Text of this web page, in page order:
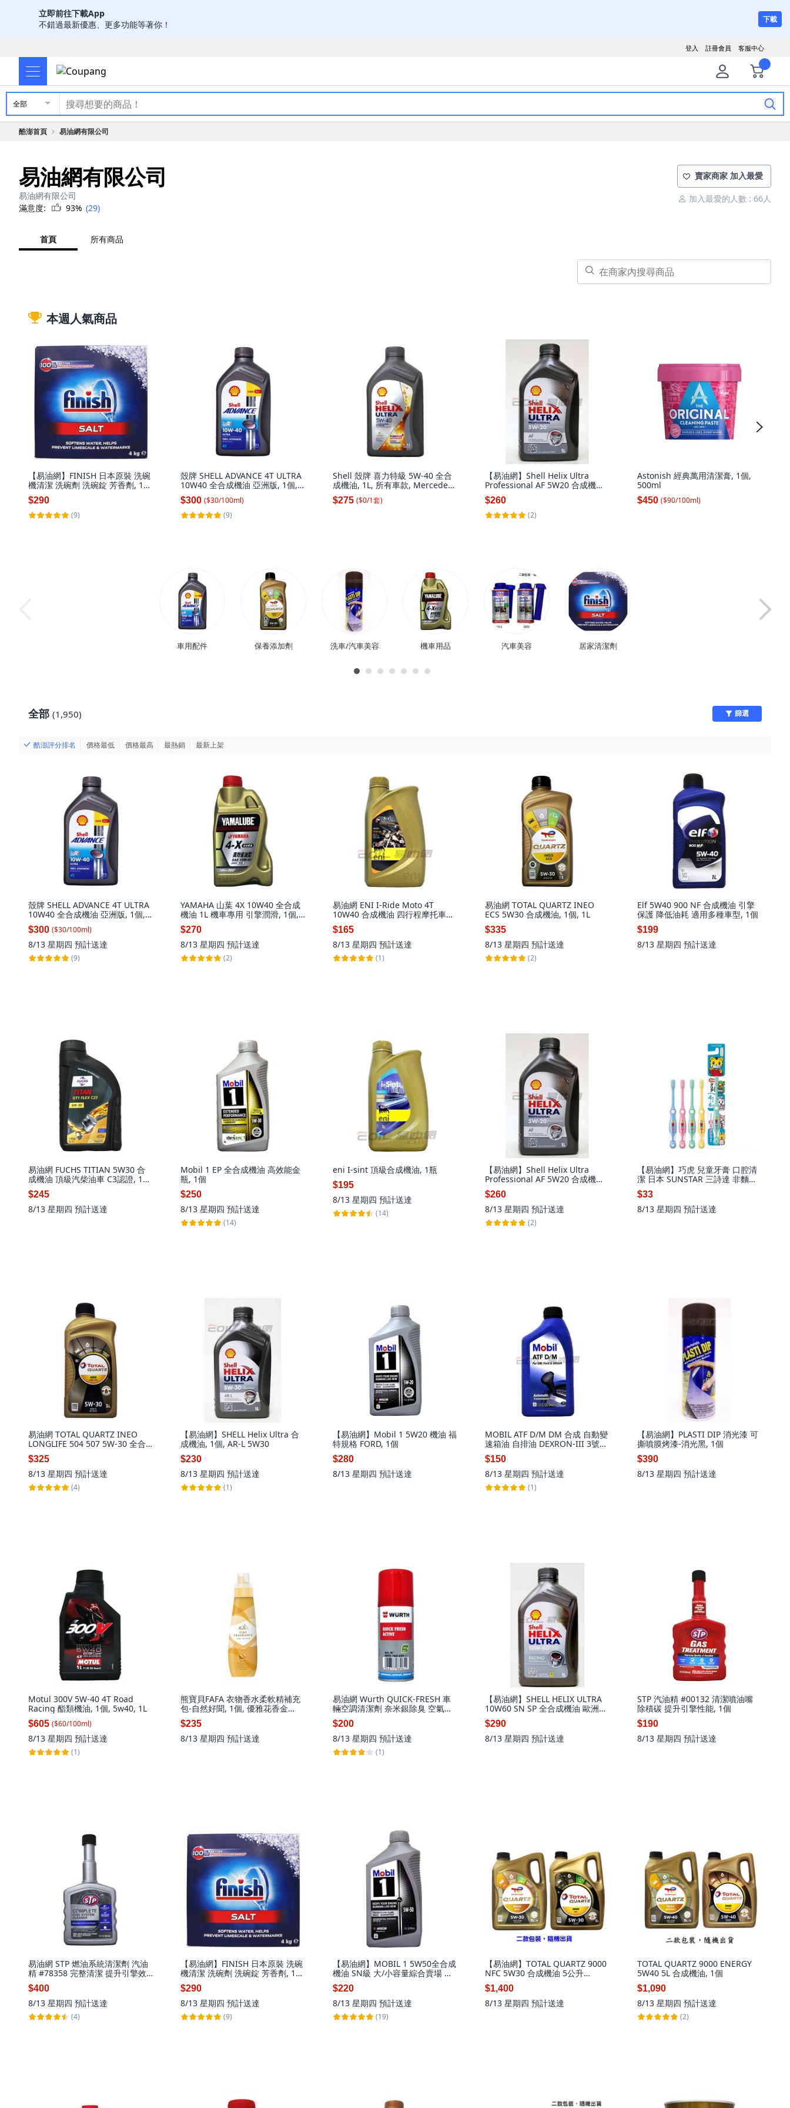
立即前往下載App
不錯過最新優惠、更多功能等著你！
下載
客服中心
註冊會員
登入
全部
酷澎首頁 易油網有限公司
易油網有限公司
易油網有限公司
滿意度:
93% (29)
賣家商家 加入最愛
加入最愛的人數 : 66人
首頁 所有商品
本週人氣商品
【易油網】FINISH 日本原裝 洗碗
機清潔 洗碗劑 洗碗錠 芳香劑, 1
個, 軟化鹽 4KG#87397
$290
(9)
殼牌 SHELL ADVANCE 4T ULTRA
10W40 全合成機油 亞洲版, 1個,
1L
$300 ($30/100ml)
(9)
Shell 殼牌 喜力特級 5W-40 全合
成機油, 1L, 所有車款, Mercedes-
Benz, Volkswagen
$275 ($0/1套)
【易油網】Shell Helix Ultra
Professional AF 5W20 合成機油,
1個, Shell Helix Ultra
Professional AF 5W20
$260
(2)
Astonish 經典萬用清潔膏, 1個,
500ml
$450 ($90/100ml)
車用配件 保養添加劑 洗車/汽車美容 機車用品 汽車美容 居家清潔劑
全部 (1,950) 篩選
酷澎評分排名 價格最低 價格最高 最熱銷 最新上架
殼牌 SHELL ADVANCE 4T ULTRA
10W40 全合成機油 亞洲版, 1個,
1L
$300 ($30/100ml)
8/13 星期四 預計送達
(9)
YAMAHA 山葉 4X 10W40 全合成
機油 1L 機車專用 引擎潤滑, 1個,
單瓶
$270
8/13 星期四 預計送達
(2)
易油網 ENI I-Ride Moto 4T
10W40 合成機油 四行程摩托車專
用 提升引擎保護力 延長使用壽命,
1個
$165
8/13 星期四 預計送達
(1)
易油網 TOTAL QUARTZ INEO
ECS 5W30 合成機油, 1個, 1L
$335
8/13 星期四 預計送達
(2)
Elf 5W40 900 NF 合成機油 引擎
保護 降低油耗 適用多種車型, 1個
$199
8/13 星期四 預計送達
易油網 FUCHS TITIAN 5W30 合
成機油 頂級汽柴油車 C3認證, 1
個, FLEX C23
$245
8/13 星期四 預計送達
Mobil 1 EP 全合成機油 高效能金
瓶, 1個
$250
8/13 星期四 預計送達
(14)
eni I-sint 頂級合成機油, 1瓶
$195
8/13 星期四 預計送達
(14)
【易油網】Shell Helix Ultra
Professional AF 5W20 合成機油,
1個, Shell Helix Ultra
Professional AF 5W20
$260
8/13 星期四 預計送達
(2)
【易油網】巧虎 兒童牙膏 口腔清
潔 日本 SUNSTAR 三詩達 非麵包
超人, 1個, 牙刷-4~6歲(顏色隨機)
#14828
$33
8/13 星期四 預計送達
易油網 TOTAL QUARTZ INEO
LONGLIFE 504 507 5W-30 全合
成機油 低溫啟動 抗磨損, 1個
$325
8/13 星期四 預計送達
(4)
【易油網】SHELL Helix Ultra 合
成機油, 1個, AR-L 5W30
$230
8/13 星期四 預計送達
(1)
【易油網】Mobil 1 5W20 機油 福
特規格 FORD, 1個
$280
8/13 星期四 預計送達
MOBIL ATF D/M DM 合成 自動變
速箱油 自排油 DEXRON-III 3號
新包裝, 1個
$150
8/13 星期四 預計送達
(1)
【易油網】PLASTI DIP 消光漆 可
撕噴膜烤漆-消光黑, 1個
$390
8/13 星期四 預計送達
Motul 300V 5W-40 4T Road
Racing 酯類機油, 1個, 5w40, 1L
$605 ($60/100ml)
8/13 星期四 預計送達
(1)
熊寶貝FAFA 衣物香水柔軟精補充
包-自然好聞, 1個, 優雅花香金
600ml #24043
$235
8/13 星期四 預計送達
易油網 Wurth QUICK-FRESH 車
輛空調清潔劑 奈米銀除臭 空氣清
新, 1個, 0893 764 650(100ml)
$200
8/13 星期四 預計送達
(1)
【易油網】SHELL HELIX ULTRA
10W60 SN SP 全合成機油 歐洲版,
1個, RACING 10W60
$290
8/13 星期四 預計送達
STP 汽油精 #00132 清潔噴油嘴
除積碳 提升引擎性能, 1個
$190
8/13 星期四 預計送達
易油網 STP 燃油系統清潔劑 汽油
精 #78358 完整清潔 提升引擎效
能, 1瓶
$400
8/13 星期四 預計送達
(4)
【易油網】FINISH 日本原裝 洗碗
機清潔 洗碗劑 洗碗錠 芳香劑, 1
個, 軟化鹽 4KG#87397
$290
8/13 星期四 預計送達
(9)
【易油網】MOBIL 1 5W50全合成
機油 SN級 大/小容量綜合賣場 高
階長效機油, 1瓶
$220
8/13 星期四 預計送達
(19)
【易油網】TOTAL QUARTZ 9000
NFC 5W30 合成機油 5公升
A5/B5, 1個
$1,400
8/13 星期四 預計送達
TOTAL QUARTZ 9000 ENERGY
5W40 5L 合成機油, 1個
$1,090
8/13 星期四 預計送達
(2)